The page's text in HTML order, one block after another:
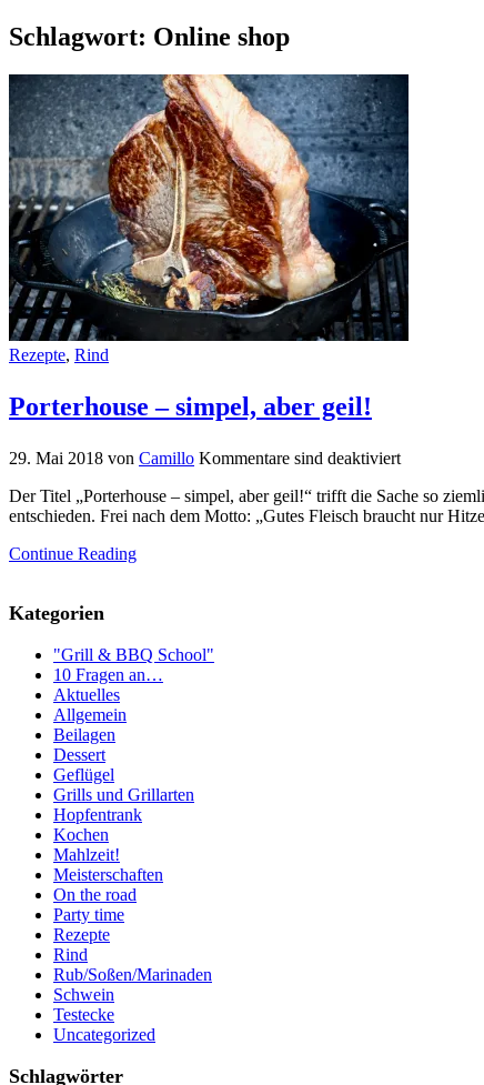
Schlagwort: Online shop
Rezepte, Rind
Porterhouse – simpel, aber geil!
29. Mai 2018 von Camillo Kommentare sind deaktiviert
Der Titel „Porterhouse – simpel, aber geil!“ trifft die Sache so
entschieden. Frei nach dem Motto: „Gutes Fleisch braucht nur
Continue Reading
Kategorien
"Grill & BBQ School"
10 Fragen an…
Aktuelles
Allgemein
Beilagen
Dessert
Geflügel
Grills und Grillarten
Hopfentrank
Kochen
Mahlzeit!
Meisterschaften
On the road
Party time
Rezepte
Rind
Rub/Soßen/Marinaden
Schwein
Testecke
Uncategorized
Schlagwörter